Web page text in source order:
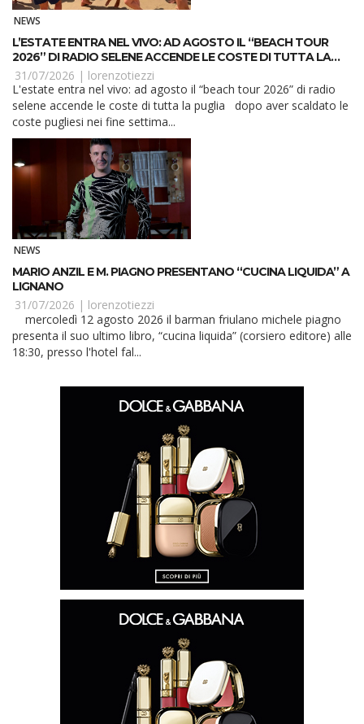
NEWS
L’ESTATE ENTRA NEL VIVO: AD AGOSTO IL “BEACH TOUR
2026” DI RADIO SELENE ACCENDE LE COSTE DI TUTTA LA
PUGLIA
31/07/2026 | lorenzotiezzi
L'estate entra nel vivo: ad agosto il “beach tour 2026” di radio
selene accende le coste di tutta la puglia dopo aver scaldato le
coste pugliesi nei fine settima...
NEWS
MARIO ANZIL E M. PIAGNO PRESENTANO “CUCINA LIQUIDA” A
LIGNANO
31/07/2026 | lorenzotiezzi
presenta il suo ultimo libro, “cucina liquida” (corsiero editore) alle
18:30, presso l'hotel fal...